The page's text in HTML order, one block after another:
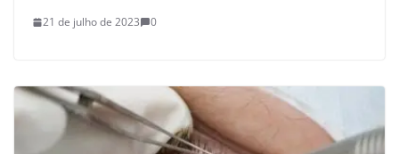
21 de julho de 2023 0